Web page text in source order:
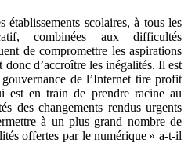
établissements scolaires, à tous les
combinées aux difficultés
de compromettre les aspirations
donc d’accroître les inégalités. Il est
de l’Internet tire profit
est en train de prendre racine au
des changements rendus urgents
à un plus grand nombre de
offertes par le numérique » a-t-il